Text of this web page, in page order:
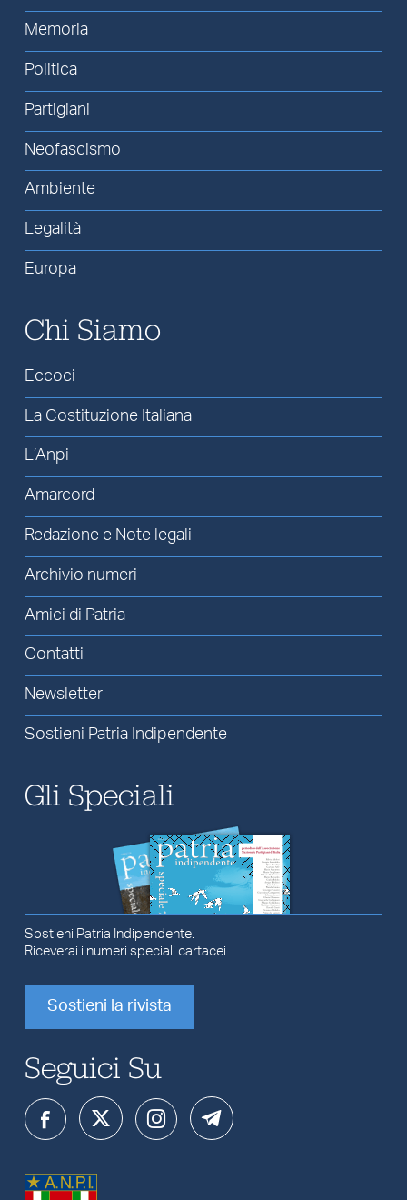
Memoria
Politica
Partigiani
Neofascismo
Ambiente
Legalità
Europa
Chi Siamo
Eccoci
La Costituzione Italiana
L’Anpi
Amarcord
Redazione e Note legali
Archivio numeri
Amici di Patria
Contatti
Newsletter
Sostieni Patria Indipendente
Gli Speciali
Sostieni Patria Indipendente.
Riceverai i numeri speciali cartacei.
Sostieni la rivista
Seguici Su